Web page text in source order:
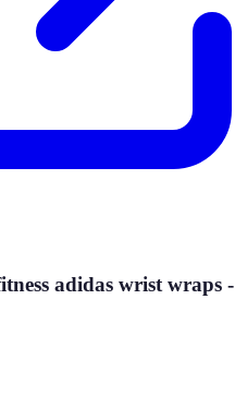
adidas wrist wraps -